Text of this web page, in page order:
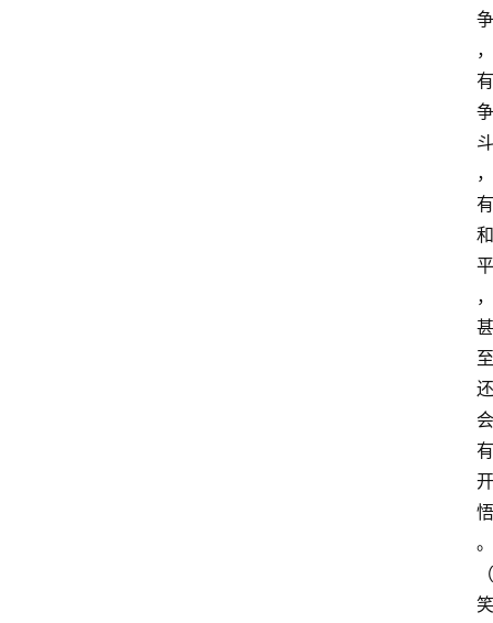
争
，
有
争
斗
，
有
和
平
，
甚
至
还
会
有
开
悟
。
（
笑